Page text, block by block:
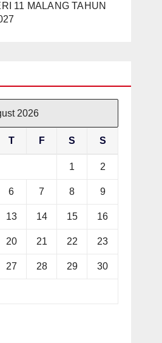
11 MALANG TAHUN
2026
T F S S
1 2
6 7 8 9
13 14 15 16
20 21 22 23
27 28 29 30